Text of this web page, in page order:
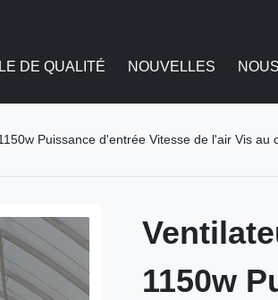
DE QUALITÉ NOUVELLES
Puissance d'entrée Vitesse de l'air Vis au
1150w